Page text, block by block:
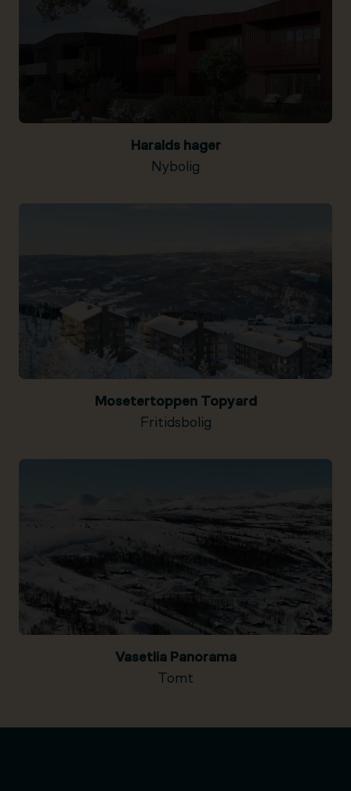
Haralds hager
Nybolig
Mosetertoppen Topyard
Fritidsbolig
Vasetlia Panorama
Tomt